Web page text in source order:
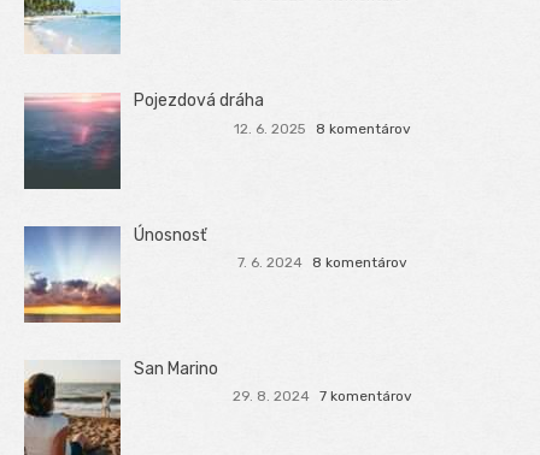
Pojezdová dráha
12. 6. 2025 8 komentárov
Únosnosť
7. 6. 2024 8 komentárov
San Marino
29. 8. 2024 7 komentárov